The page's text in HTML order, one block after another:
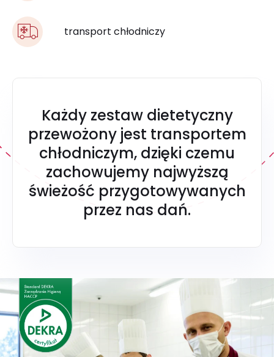
transport chłodniczy
Każdy zestaw dietetyczny
przewożony jest transportem
chłodniczym, dzięki czemu
zachowujemy najwyższą
świeżość przygotowywanych
przez nas dań.